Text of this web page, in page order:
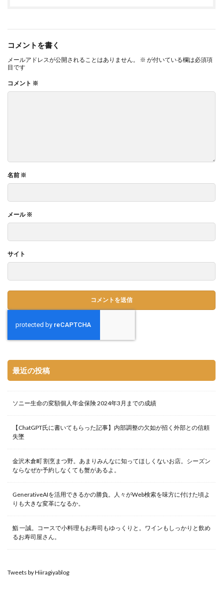
コメントを書く
メールアドレスが公開されることはありません。 ※ が付いている欄は必須項
目です
コメント ※
名前 ※
メール※
サイト
最近の投稿
ソニー生命の変額個人年金保険 2024年3月までの成績
【ChatGPT氏に書いてもらった記事】内部調整の欠如が招く外部との信頼
失墜
金沢木倉町 割烹まつ野。あまりみんなに知ってほしくないお店。シーズン
ならなぜか予約しなくても蟹があるよ。
GenerativeAIを活用できるかの勝負。人々がWeb検索を味方に付けた頃よ
りも大きな変革になるか。
鮨 一誠。コースで小料理もお寿司もゆっくりと。ワインもしっかりと飲め
るお寿司屋さん。
Tweets by Hiiragiyablog